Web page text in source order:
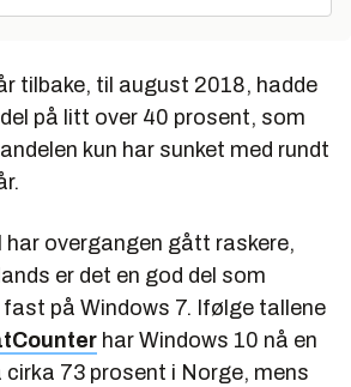
tilbake, til august 2018, hadde
på litt over 40 prosent, som
kun har sunket med rundt
har overgangen gått raskere,
er det en god del som
på Windows 7. Ifølge tallene
har Windows 10 nå en
cirka 73 prosent i Norge, mens